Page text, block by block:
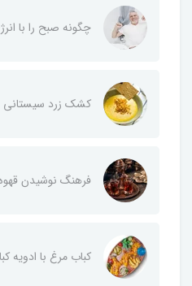
چگونه صبح را با
کشک زرد سیستانی
فرهنگ نوشیدن
کباب مرغ با ادویه